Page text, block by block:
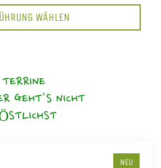
WÄHLEN
TERRINE
GEHT'S NICHT
NEU